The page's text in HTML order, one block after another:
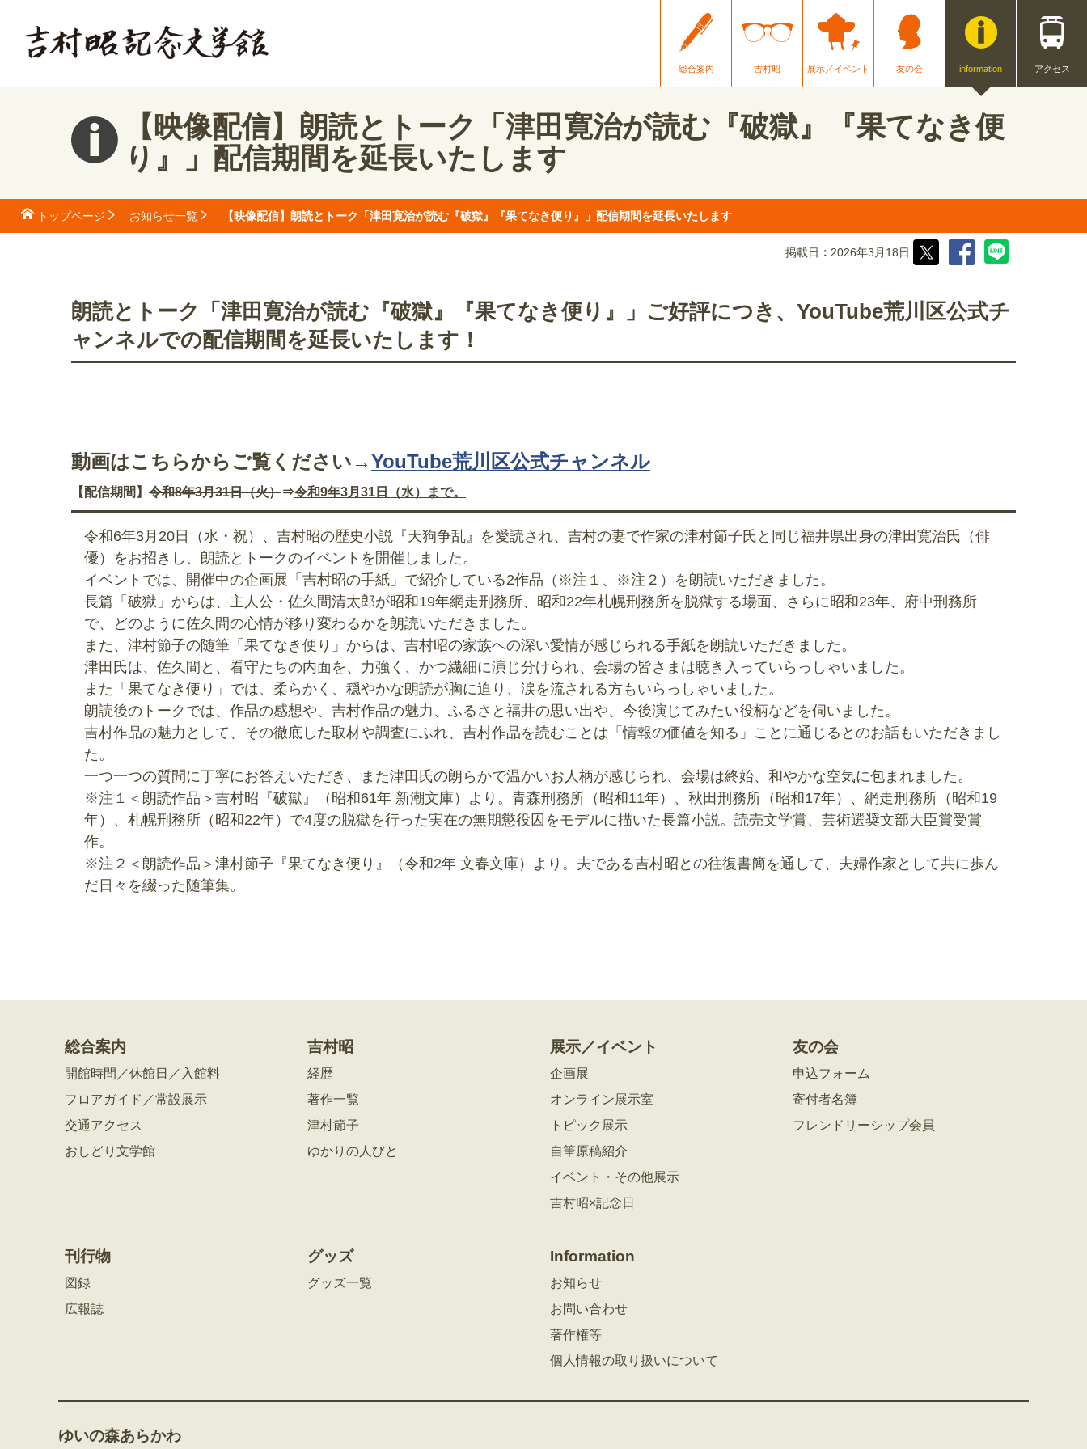
総合案内 吉村昭 展示／イベント 友の会 information アクセス
【映像配信】朗読とトーク「津田寛治が読む『破獄』『果てなき便
り』」配信期間を延長いたします
トップページ お知らせ一覧 【映像配信】朗読とトーク「津田寛治が読む『破獄』『果てなき便り』」配信期間を延長いたします
掲載日 2026年3月18日
朗読とトーク「津田寛治が読む『破獄』『果てなき便り』」ご好評につき、YouTube荒川区公式チ
ャンネルでの配信期間を延長いたします！
動画はこちらからご覧ください→YouTube荒川区公式チャンネル
【配信期間】 令和8年3月31日（火）⇒令和9年3月31日（水）まで。
令和6年3月20日（水・祝）、吉村昭の歴史小説『天狗争乱』を愛読され、吉村の妻で作家の津村節子氏と同じ福井県出身の津田寛治氏（俳
優）をお招きし、朗読とトークのイベントを開催しました。
イベントでは、開催中の企画展「吉村昭の手紙」で紹介している2作品（※注１、※注２）を朗読いただきました。
長篇「破獄」からは、主人公・佐久間清太郎が昭和19年網走刑務所、昭和22年札幌刑務所を脱獄する場面、さらに昭和23年、府中刑務所
で、どのように佐久間の心情が移り変わるかを朗読いただきました。
また、津村節子の随筆「果てなき便り」からは、吉村昭の家族への深い愛情が感じられる手紙を朗読いただきました。
津田氏は、佐久間と、看守たちの内面を、力強く、かつ繊細に演じ分けられ、会場の皆さまは聴き入っていらっしゃいました。
また「果てなき便り」では、柔らかく、穏やかな朗読が胸に迫り、涙を流される方もいらっしゃいました。
朗読後のトークでは、作品の感想や、吉村作品の魅力、ふるさと福井の思い出や、今後演じてみたい役柄などを伺いました。
吉村作品の魅力として、その徹底した取材や調査にふれ、吉村作品を読むことは「情報の価値を知る」ことに通じるとのお話もいただきまし
た。
一つ一つの質問に丁寧にお答えいただき、また津田氏の朗らかで温かいお人柄が感じられ、会場は終始、和やかな空気に包まれました。
※注１＜朗読作品＞吉村昭『破獄』（昭和61年 新潮文庫）より。青森刑務所（昭和11年）、秋田刑務所（昭和17年）、網走刑務所（昭和19
年）、札幌刑務所（昭和22年）で4度の脱獄を行った実在の無期懲役囚をモデルに描いた長篇小説。読売文学賞、芸術選奨文部大臣賞受賞
作。
※注２＜朗読作品＞津村節子『果てなき便り』（令和2年 文春文庫）より。夫である吉村昭との往復書簡を通して、夫婦作家として共に歩ん
だ日々を綴った随筆集。
総合案内
開館時間／休館日／入館料
フロアガイド／常設展示
交通アクセス
おしどり文学館
吉村昭
経歴
著作一覧
津村節子
ゆかりの人びと
展示／イベント
企画展
オンライン展示室
トピック展示
自筆原稿紹介
イベント・その他展示
吉村昭×記念日
友の会
申込フォーム
寄付者名簿
フレンドリーシップ会員
刊行物
図録
広報誌
グッズ
グッズ一覧
Information
お知らせ
お問い合わせ
著作権等
個人情報の取り扱いについて
ゆいの森あらかわ